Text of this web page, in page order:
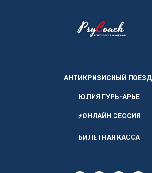
АНТИКРИЗИСНЫЙ ПОЕЗД
ЮЛИЯ ГУРЬ-АРЬЕ
⚡ОНЛАЙН СЕССИЯ
БИЛЕТНАЯ КАССА